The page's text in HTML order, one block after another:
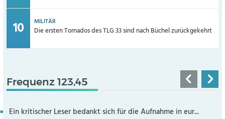
MILITÄR
Die ersten Tornados des TLG 33 sind nach Büchel zurückgekehrt
Frequenz 123,45
Ein kritischer Leser bedankt sich für die Aufnahme in eur...